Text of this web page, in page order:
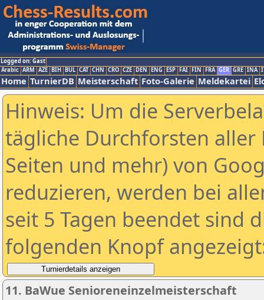
Logged on: Gast
Arabic ARM AZE BIH BUL CAT CHN CRO CZE DEN ENG ESP FAI FIN FRA GER GRE INA
Home TurnierDB Meisterschaft Foto-Galerie Meldekartei
Hinweis: Um die
tägliche Durchforsten aller
Seiten und mehr) von
reduzieren, werden bei
seit 5 Tagen beendet sind
folgenden Knopf
11. BaWue Senioreneinzelmeisterschaft